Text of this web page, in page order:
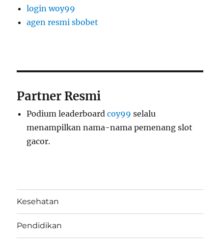
login woy99
agen resmi sbobet
Partner Resmi
Podium leaderboardcoy99 selalu
menampilkan nama-nama pemenang slot
gacor.
Kesehatan
Pendidikan